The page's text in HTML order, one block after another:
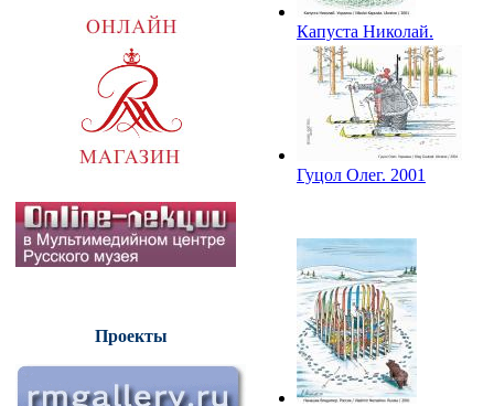
Проекты
Капуста Николай.
2001
Гуцол Олег. 2001